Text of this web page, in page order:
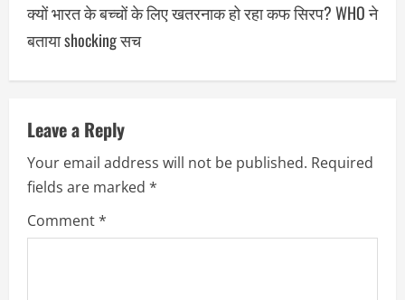
क्यों भारत के बच्चों के लिए खतरनाक हो रहा कफ सिरप? WHO ने
बताया shocking सच
Leave a Reply
Your email address will not be published. Required
fields are marked *
Comment*